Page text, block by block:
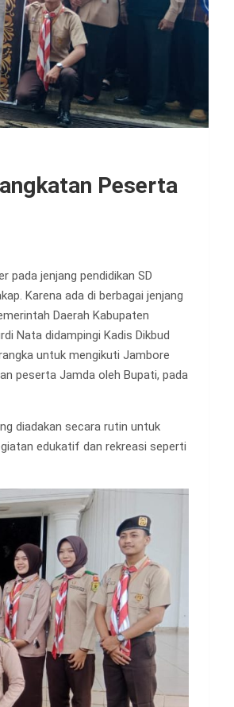
Peserta
pada jenjang pendidikan SD
Karena ada di berbagai jenjang
Daerah Kabupaten
Nata didampingi Kadis Dikbud
untuk mengikuti Jambore
peserta Jamda oleh Bupati, pada
diadakan secara rutin untuk
edukatif dan rekreasi seperti